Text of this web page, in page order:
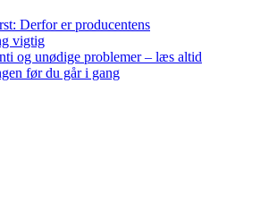
Derfor er producentens
vigtig
og unødige problemer – læs altid
før du går i gang